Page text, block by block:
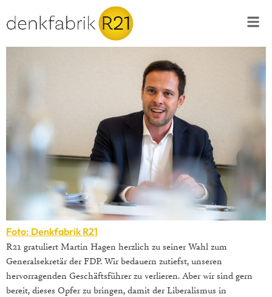
Foto: Denkfabrik R21
R21 gratuliert Martin Hagen herzlich zu seiner Wahl zum
Generalsekretär der FDP. Wir bedauern zutiefst, unseren
hervorragenden Geschäftsführer zu verlieren. Aber wir sind gern
bereit, dieses Opfer zu bringen, damit der Liberalismus in